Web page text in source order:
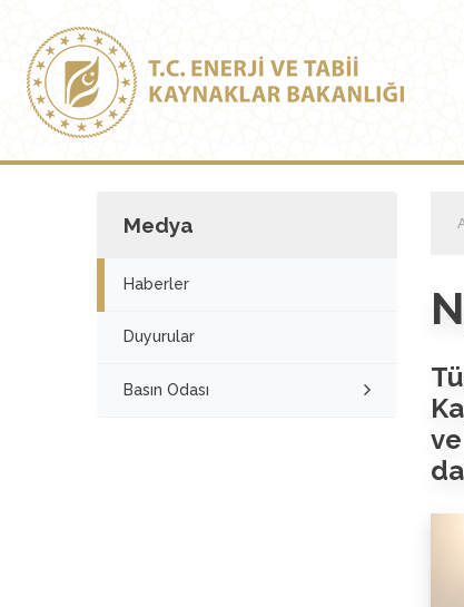
Medya
Haberler
Duyurular
Basın Odası